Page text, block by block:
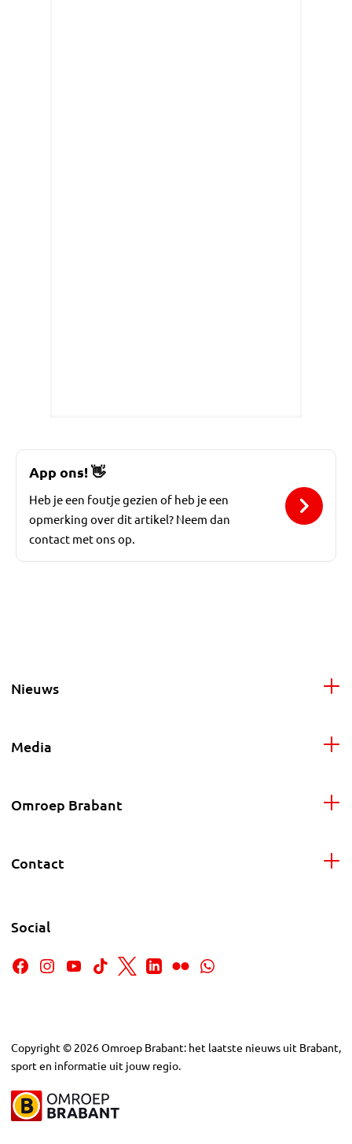
App ons!👋
Heb je een foutje gezien of heb je een
opmerking over dit artikel? Neem dan
contact met ons op.
Nieuws
Media
Omroep Brabant
Contact
Social
Copyright © 2026Omroep Brabant: het laatste nieuws uit Brabant,
sport en informatie uit jouw regio.